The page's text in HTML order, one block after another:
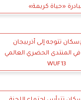
«حياة كريمة»
تتوجه إلى أذربيجان
المنتدى الحضري العالمي
WUF13